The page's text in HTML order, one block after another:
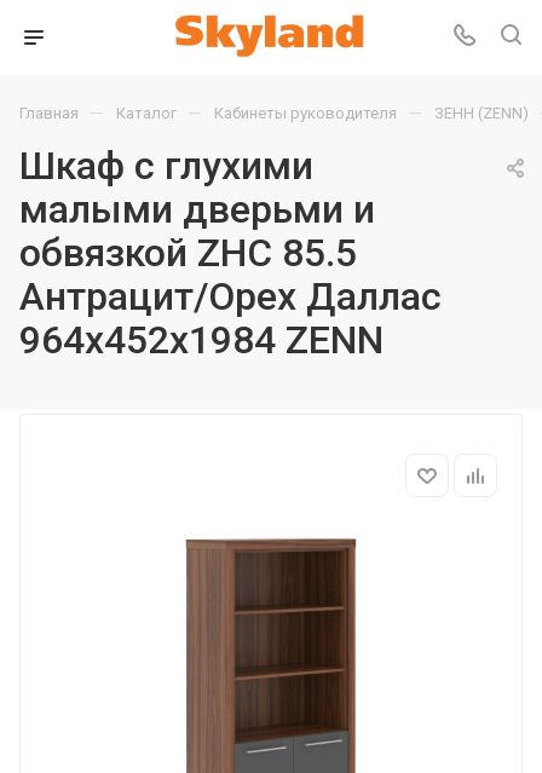
Главная — Каталог — Кабинеты руководителя — ЗЕНН (ZENN)
Шкаф с глухими
малыми дверьми и
обвязкой ZHC 85.5
Антрацит/Орех Даллас
964х452х1984 ZENN